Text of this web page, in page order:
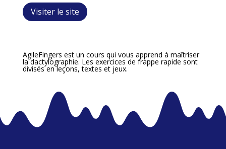
Visiter le site
AgileFingers est un cours qui vous apprend à maîtriser
la dactylographie. Les exercices de frappe rapide sont
divisés en leçons, textes et jeux.